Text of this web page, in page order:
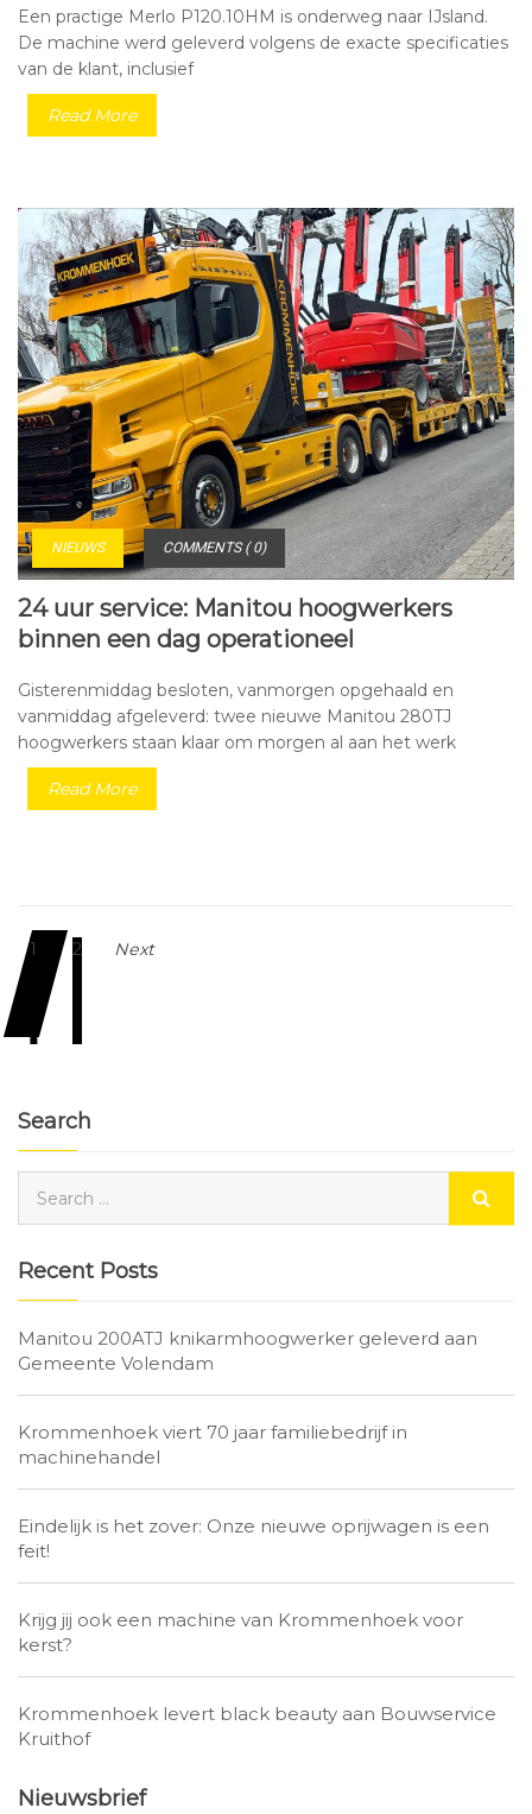
Een practige Merlo P120.10HM is onderweg naar IJsland.
De machine werd geleverd volgens de exacte specificaties
van de klant, inclusief
Read More
NIEUWS COMMENTS ( 0)
24 uur service: Manitou hoogwerkers
binnen een dag operationeel
Gisterenmiddag besloten, vanmorgen opgehaald en
vanmiddag afgeleverd: twee nieuwe Manitou 280TJ
hoogwerkers staan klaar om morgen al aan het werk
Read More
1 2 Next
Search
Recent Posts
Manitou 200ATJ knikarmhoogwerker geleverd aan
Gemeente Volendam
Krommenhoek viert 70 jaar familiebedrijf in
machinehandel
Eindelijk is het zover: Onze nieuwe oprijwagen is een
feit!
Krijg jij ook een machine van Krommenhoek voor
kerst?
Krommenhoek levert black beauty aan Bouwservice
Kruithof
Nieuwsbrief